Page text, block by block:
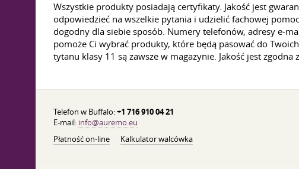
Wszystkie produkty posiadają certyfikaty. Jakość jest
odpowiedzieć na wszelkie pytania i udzielić fachowej
dogodny dla siebie sposób. Numery telefonów, adresy e-
pomoże Ci wybrać produkty, które będą pasować do
tytanu klasy 11 są zawsze w magazynie. Jakość jest
Telefon w Buffalo:+1 716 910 04 21
E-mail: info@auremo.eu
Płatność on-line
Kalkulator walcówka